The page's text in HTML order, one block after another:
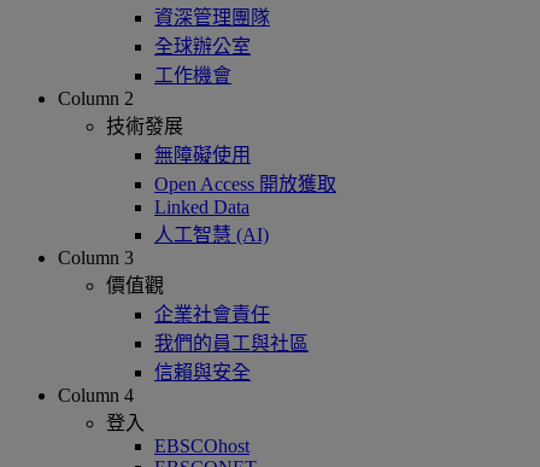
資深管理團隊
全球辦公室
工作機會
Column 2
技術發展
無障礙使用
Open Access 開放獲取
Linked Data
人工智慧 (AI)
Column 3
價值觀
企業社會責任
我們的員工與社區
信賴與安全
Column 4
登入
EBSCOhost